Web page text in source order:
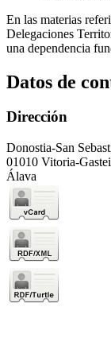
En las materias
Delegaciones
una dependencia
Datos de
Dirección
Donostia-San
01010 Vitoria-
Álava